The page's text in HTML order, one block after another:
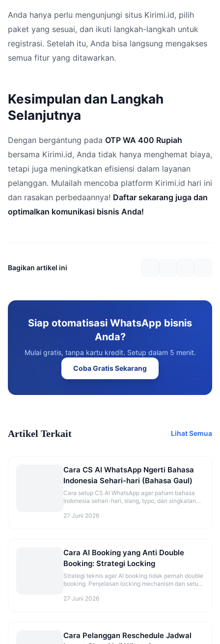
Anda hanya perlu mengunjungi situs Kirimi.id, pilih
paket yang sesuai, dan ikuti langkah-langkah untuk
registrasi. Setelah itu, Anda bisa langsung mengakses
semua fitur yang ditawarkan.
Kesimpulan dan Langkah
Selanjutnya
Dengan bergantung pada OTP WA 400 Rupiah
bersama Kirimi.id, Anda tidak hanya menghemat biaya,
tetapi juga meningkatkan efisiensi dalam layanan
pelanggan. Mulailah mencoba platform Kirimi.id hari ini
dan rasakan perbedaannya! Daftar sekarang juga dan
optimalkan komunikasi bisnis Anda!
Bagikan artikel ini
Siap otomatisasi WhatsApp bisnis
Anda?
Mulai gratis, tanpa kartu kredit. Setup dalam 5 menit.
Coba Gratis Sekarang
Artikel Terkait Lihat Semua
Cara CS AI WhatsApp Ngerti Bahasa
Indonesia Sehari-hari (Bahasa Gaul)
Cara setup CS AI WhatsApp agar paham bahasa
Indonesia sehari-hari, slang, typo, dan singkatan
27 Juni 2026
Cara AI Booking yang Anti Double
Booking: Strategi Locking
Strategi teknis agar AI booking tidak pernah double
booking. Penjelasan locking mechanism dan setup
27 Juni 2026
Cara Pelanggan Reschedule Jadwal